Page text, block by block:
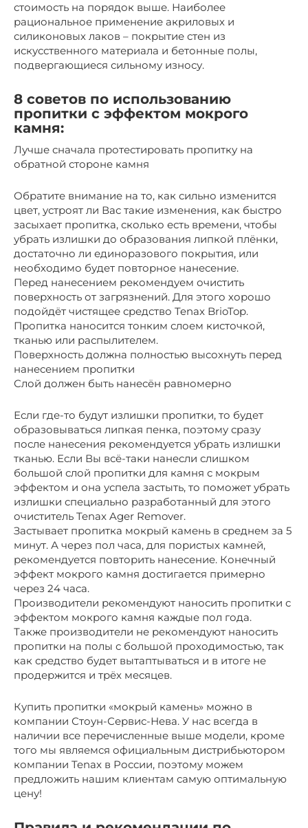
стоимость на порядок выше. Наиболее
рациональное применение акриловых и
силиконовых лаков – покрытие стен из
искусственного материала и бетонные полы,
подвергающиеся сильному износу.
8 советов по использованию
пропитки с эффектом мокрого
камня:
Лучше сначала протестировать пропитку на
обратной стороне камня
Обратите внимание на то, как сильно изменится
цвет, устроят ли Вас такие изменения, как быстро
засыхает пропитка, сколько есть времени, чтобы
убрать излишки до образования липкой плёнки,
достаточно ли единоразового покрытия, или
необходимо будет повторное нанесение.
Перед нанесением рекомендуем очистить
поверхность от загрязнений. Для этого хорошо
подойдёт чистящее средство Tenax BrioTop.
Пропитка наносится тонким слоем кисточкой,
тканью или распылителем.
Поверхность должна полностью высохнуть перед
нанесением пропитки
Слой должен быть нанесён равномерно
Если где-то будут излишки пропитки, то будет
образовываться липкая пенка, поэтому сразу
после нанесения рекомендуется убрать излишки
тканью. Если Вы всё-таки нанесли слишком
большой слой пропитки для камня с мокрым
эффектом и она успела застыть, то поможет убрать
излишки специально разработанный для этого
очиститель Tenax Ager Remover.
Застывает пропитка мокрый камень в среднем за 5
минут. А через пол часа, для пористых камней,
рекомендуется повторить нанесение. Конечный
эффект мокрого камня достигается примерно
через 24 часа.
Производители рекомендуют наносить пропитки с
эффектом мокрого камня каждые пол года.
Также производители не рекомендуют наносить
пропитки на полы с большой проходимостью, так
как средство будет вытаптываться и в итоге не
продержится и трёх месяцев.
Купить пропитки «мокрый камень» можно в
компании Стоун-Сервис-Нева. У нас всегда в
наличии все перечисленные выше модели, кроме
того мы являемся официальным дистрибьютором
компании Tenax в России, поэтому можем
предложить нашим клиентам самую оптимальную
цену!